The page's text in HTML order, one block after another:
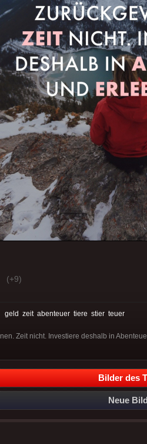
(+9)
geld zeit abenteuer tiere stier teuer
Zeit nicht. Investiere deshalb in
Bilder des
Neue